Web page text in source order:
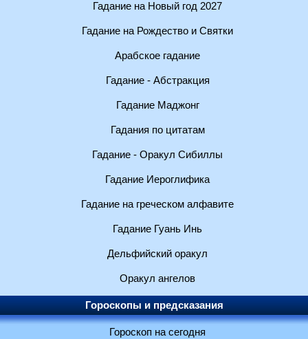
Гадание на Новый год 2027
Гадание на Рождество и Святки
Арабское гадание
Гадание - Абстракция
Гадание Маджонг
Гадания по цитатам
Гадание - Оракул Сибиллы
Гадание Иероглифика
Гадание на греческом алфавите
Гадание Гуань Инь
Дельфийский оракул
Оракул ангелов
Гороскопы и предсказания
Гороскоп на сегодня